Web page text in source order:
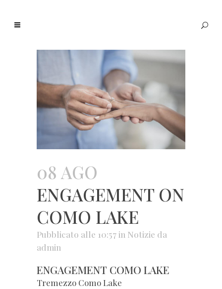
08 AGO
ENGAGEMENT ON
COMO LAKE
Pubblicato alle 10:57in Notizie da
admin
ENGAGEMENT COMO LAKE
Tremezzo Como Lake